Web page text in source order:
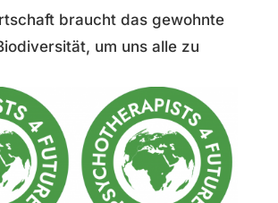
braucht das gewohnte
um uns alle zu